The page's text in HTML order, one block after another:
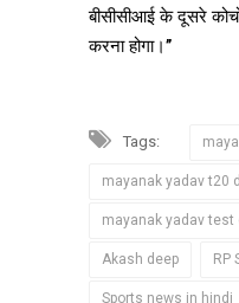
बीसीसीआई के दूसरे
करना होगा।’’
Tags:
mayanak yadav t20
mayanak yadav test
Akash deep RP
Sports news in hindi